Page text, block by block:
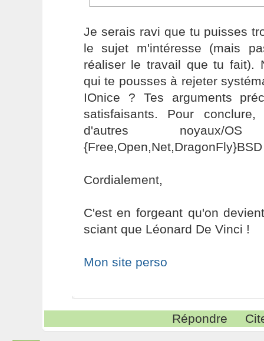
Je serais ravi que tu puisses
le sujet m'intéresse (mais
réaliser le travail que tu fait).
qui te pousses à rejeter
IOnice ? Tes arguments
satisfaisants. Pour
d'autres
Cordialement,
C'est en forgeant qu'on
sciant que Léonard De Vinci !
Mon site perso
Répondre